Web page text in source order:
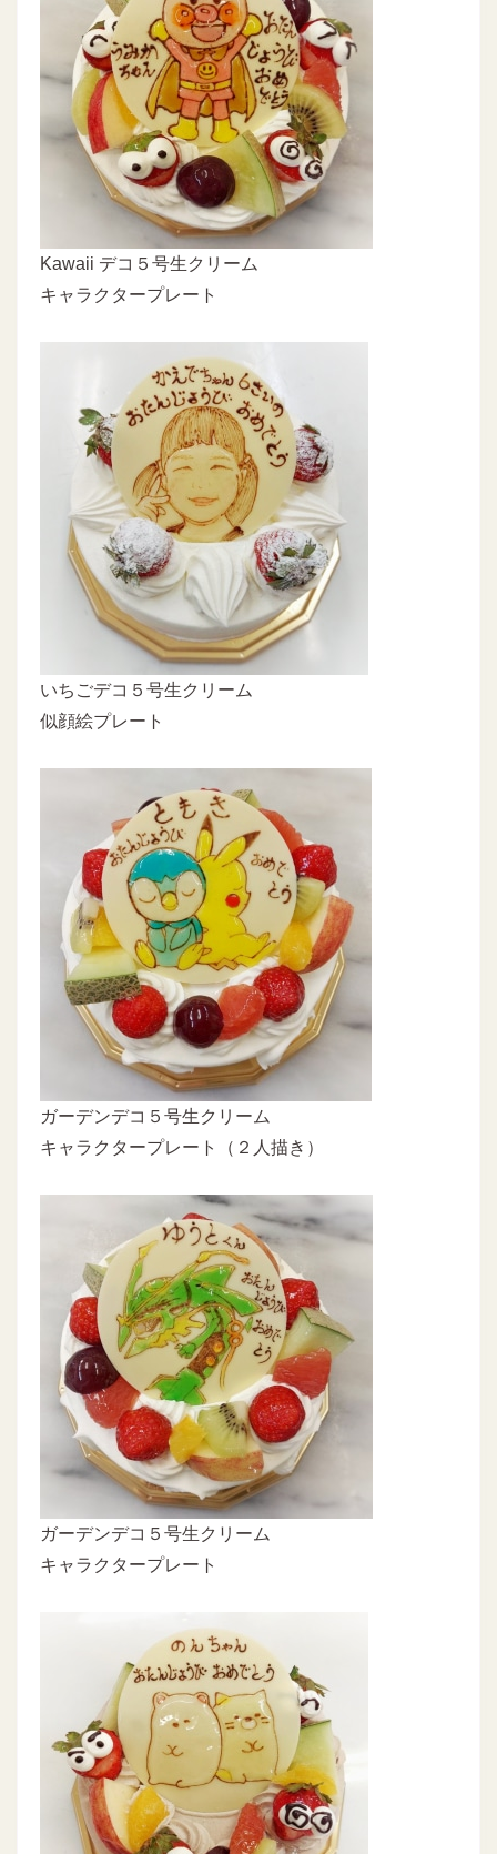
Kawaii デコ５号生クリーム
キャラクタープレート
いちごデコ５号生クリーム
似顔絵プレート
ガーデンデコ５号生クリーム
キャラクタープレート（２人描き）
ガーデンデコ５号生クリーム
キャラクタープレート